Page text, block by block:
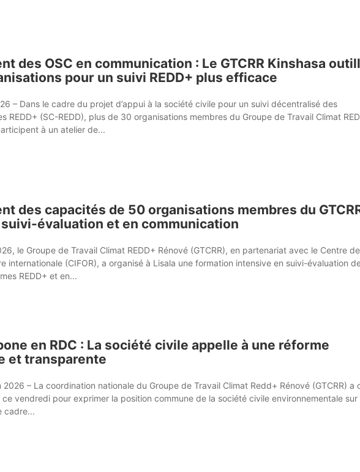
des OSC en communication : Le GTCRR Kinshasa
pour un suivi REDD+ plus efficace
– Dans le cadre du projet d’appui à la société civile pour un suivi décentralisé des
REDD+ (SC-REDD), plus de 30 organisations membres du Groupe de Travail Climat
à un atelier de...
des capacités de 50 organisations membres du
évaluation et en communication
le Groupe de Travail Climat REDD+ Rénové (GTCRR), en partenariat avec le Centre de
internationale (CIFOR), a organisé à Lisala une formation intensive en suivi-évaluation
REDD+ et en...
en RDC : La société civile appelle à une réforme
et transparente
2026 – La coordination nationale du Groupe de Travail Climat Redd+ Rénové (GTCRR) a
vendredi pour exprimer la position commune de la société civile environnementale sur
cadre...